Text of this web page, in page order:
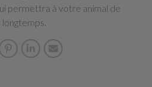
permettra à votre animal de